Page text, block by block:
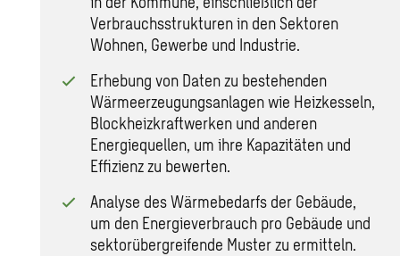
Verbrauchsstrukturen in den Sektoren
Wohnen, Gewerbe und Industrie.
Erhebung von Daten zu bestehenden
Wärmeerzeugungsanlagen wie Heizkesseln,
Blockheizkraftwerken und anderen
Energiequellen, um ihre Kapazitäten und
Effizienz zu bewerten.
Analyse des Wärmebedarfs der Gebäude,
um den Energieverbrauch pro Gebäude und
sektorübergreifende Muster zu ermitteln.